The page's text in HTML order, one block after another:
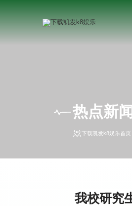
热点新闻
下载凯发k8娱乐首页
我校研究